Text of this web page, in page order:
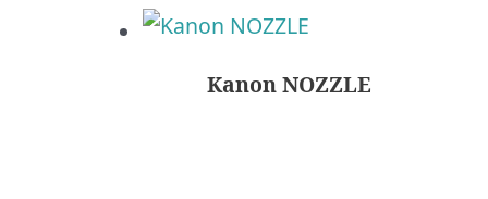
Kanon NOZZLE